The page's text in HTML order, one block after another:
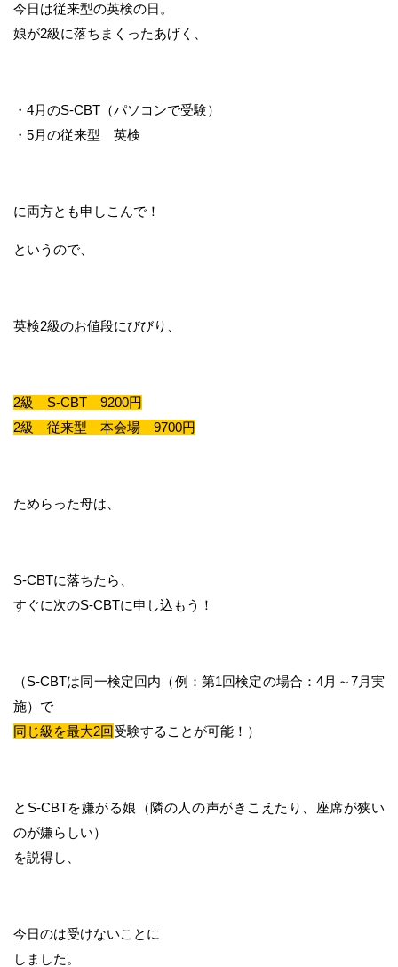
今日は従来型の英検の日。
娘が2級に落ちまくったあげく、
・4月のS-CBT（パソコンで受験）
・5月の従来型 英検
に両方とも申しこんで！
というので、
英検2級のお値段にびびり、
2級 S-CBT 9200円
2級 従来型 本会場 9700円
ためらった母は、
S-CBTに落ちたら、
すぐに次のS-CBTに申し込もう！
（S-CBTは同一検定回内（例：第1回検定の場合：4月～7月実
施）で
同じ級を最大2回受験することが可能！）
とS-CBTを嫌がる娘（隣の人の声がきこえたり、座席が狭い
のが嫌らしい）
を説得し、
今日のは受けないことに
しました。